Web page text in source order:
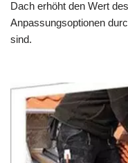
Dach erhöht den Wert
Anpassungsoptionen
sind.